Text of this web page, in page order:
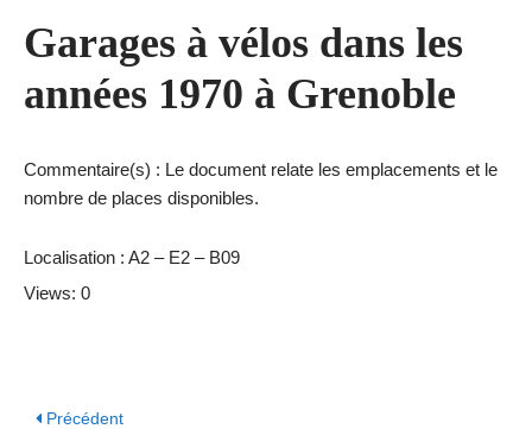
Garages à vélos dans les
années 1970 à Grenoble
Commentaire(s) : Le document relate les emplacements et le
nombre de places disponibles.
Localisation : A2 – E2 – B09
Views: 0
Précédent